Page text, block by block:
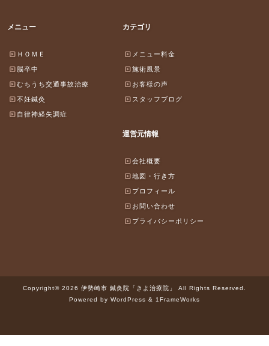
メニュー
ＨＯＭＥ
脳卒中
むちうち交通事故治療
不妊鍼灸
自律神経失調症
カテゴリ
メニュー料金
施術風景
お客様の声
スタッフブログ
運営元情報
会社概要
地図・行き方
プロフィール
お問い合わせ
プライバシーポリシー
Copyright© 2026 伊勢崎市 鍼灸院「きよ治療院」 All Rights Reserved.
Powered by WordPress & 1FrameWorks